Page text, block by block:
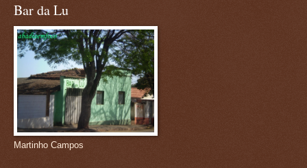
Bar da Lu
Martinho Campos